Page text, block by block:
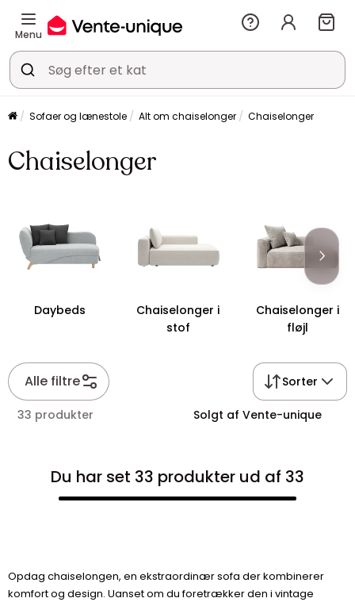
Menu
Sofaer og lænestole Alt om chaiselonger Chaiselonger
Chaiselonger
Daybeds
Chaiselonger i
stof
Chaiselonger i
fløjl
Alle filtre Sorter
33 produkter Solgt af Vente-unique
Du har set 33 produkter ud af 33
Opdag chaiselongen, en ekstraordinær sofa der kombinerer
komfort og design. Uanset om du foretrækker den i vintage